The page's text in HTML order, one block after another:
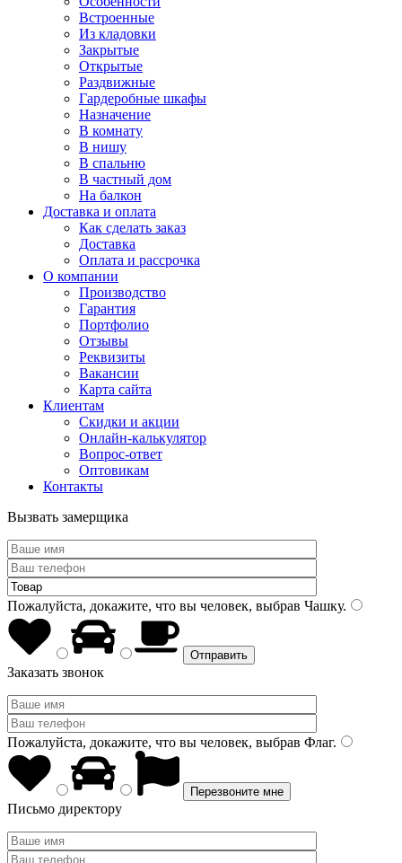
Встроенные
Из кладовки
Закрытые
Открытые
Раздвижные
Гардеробные шкафы
Назначение
В комнату
В нишу
В спальню
В частный дом
На балкон
Доставка и оплата
Как сделать заказ
Доставка
Оплата и рассрочка
О компании
Производство
Гарантия
Портфолио
Отзывы
Реквизиты
Вакансии
Карта сайта
Клиентам
Скидки и акции
Онлайн-калькулятор
Вопрос-ответ
Оптовикам
Контакты
Вызвать замерщика
Пожалуйста, докажите, что вы человек, выбрав Чашку.
Заказать звонок
Пожалуйста, докажите, что вы человек, выбрав Флаг.
Письмо директору